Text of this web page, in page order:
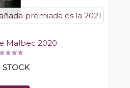
premiada es la 2021
Malbec 2020
STOCK